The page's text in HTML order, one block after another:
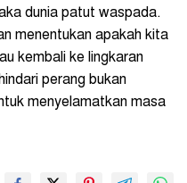
dunia patut waspada.
menentukan apakah kita
kembali ke lingkaran
perang bukan
menyelamatkan masa